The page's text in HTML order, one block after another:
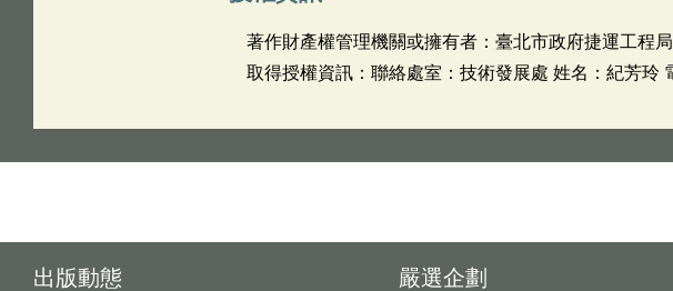
著作財產權管理機關或擁有者：臺北市政府捷運工程局
取得授權資訊：聯絡處室：技術發展處 姓名：紀芳玲
出版動態 嚴選企劃